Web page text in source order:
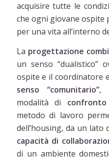
acquisire tutte le
che ogni giovane ospite
per una vita all’interno
La progettazione
un senso “dualistico”
ospite e il coordinatore
senso “comunitario”,
modalità di confronto
metodo di lavoro
dell’housing, da un lato
capacità di
di un ambiente